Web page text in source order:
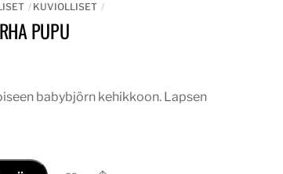
KUVIOLLISET
PUPU
babybjörn kehikkoon. Lapsen